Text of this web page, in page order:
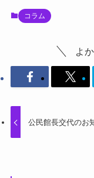
コラム
よ
公民館長交代のお